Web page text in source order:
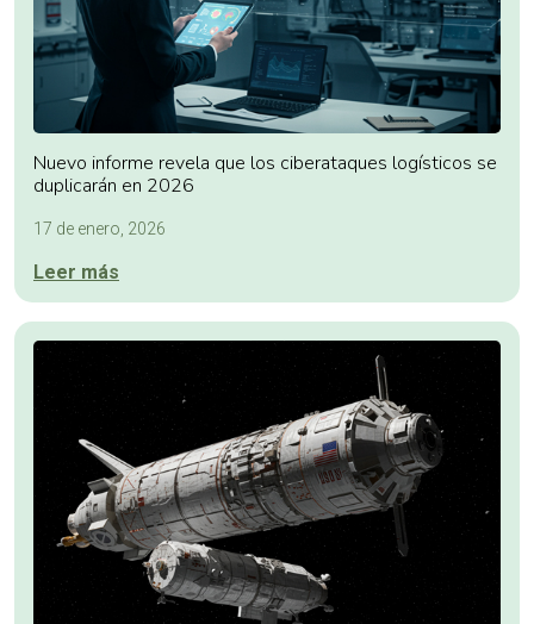
Nuevo informe revela que los ciberataques logísticos se
duplicarán en 2026
17 de enero, 2026
Leer más